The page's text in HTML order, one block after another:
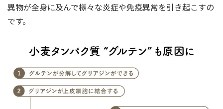
異物が全身に及んで様々な炎症や免疫異常を引き起こすの
です。